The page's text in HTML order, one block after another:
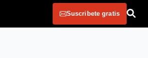
Suscribete gratis